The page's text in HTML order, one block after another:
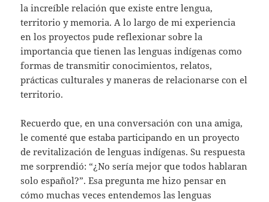
la increíble relación que existe entre lengua,
territorio y memoria. A lo largo de mi experiencia
en los proyectos pude reflexionar sobre la
importancia que tienen las lenguas indígenas como
formas de transmitir conocimientos, relatos,
prácticas culturales y maneras de relacionarse con el
territorio.
Recuerdo que, en una conversación con una amiga,
le comenté que estaba participando en un proyecto
de revitalización de lenguas indígenas. Su respuesta
me sorprendió: “¿No sería mejor que todos hablaran
solo español?”. Esa pregunta me hizo pensar en
cómo muchas veces entendemos las lenguas